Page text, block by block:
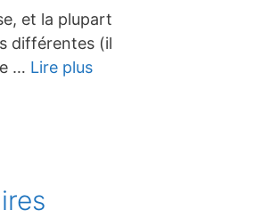
et la plupart
différentes (il
… Lire plus